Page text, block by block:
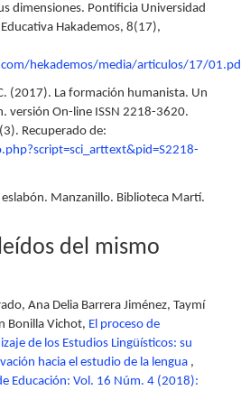
dimensiones. Pontificia Universidad
Hakademos, 8(17),
hekademos/media/articulos/17/
(2017). La formación humanista. Un
versión On-line ISSN 2218-3620.
Recuperado de:
Manzanillo. Biblioteca Martí.
del mismo
Ana Delia Barrera Jiménez, Taymí
Bonilla Vichot, El proceso de
de los Estudios Lingüísticos: su
hacia el estudio de la lengua ,
Educación: Vol. 16 Núm. 4 (2018):